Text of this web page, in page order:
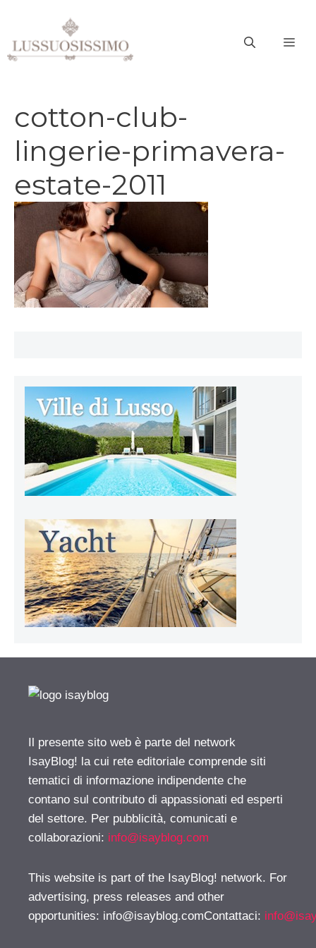
contenuto
cotton-club-
lingerie-primavera-
estate-2011
Il presente sito web è parte del network
IsayBlog! la cui rete editoriale comprende siti
tematici di informazione indipendente che
contano sul contributo di appassionati ed esperti
del settore. Per pubblicità, comunicati e
collaborazioni: info@isayblog.com
This website is part of the IsayBlog! network. For
advertising, press releases and other
opportunities: info@isayblog.comContattaci: